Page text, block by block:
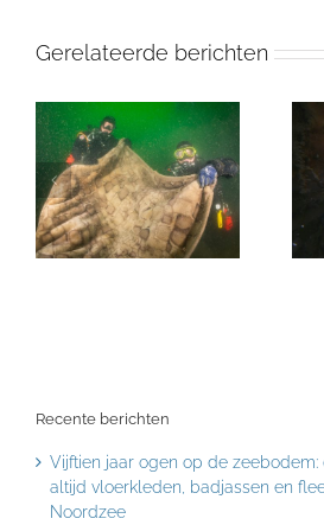
Gerelateerde berichten
Recente berichten
Vijftien jaar ogen op de zeebodem:
altijd vloerkleden, badjassen en
Noordzee